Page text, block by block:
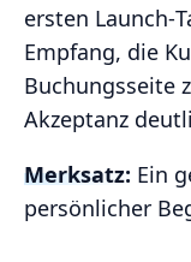
ersten
Empfang, die
Buchungsseite
Akzeptanz
Merksatz: Ein
persönlicher